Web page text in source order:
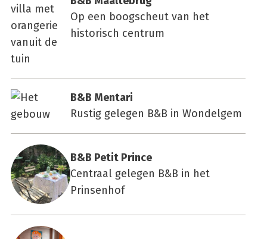
Op een boogscheut van het
historisch centrum
B&B Men­ta­ri
Rustig gelegen B&B in Wondelgem
B&B Petit Prin­ce
Centraal gelegen B&B in het
Prinsenhof